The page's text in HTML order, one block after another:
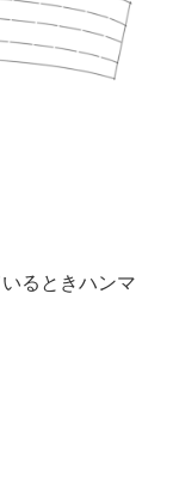
るときハンマ